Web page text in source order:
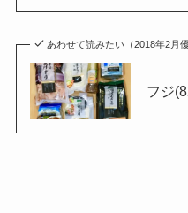
あわせて読みたい（2018年2月優
フジ